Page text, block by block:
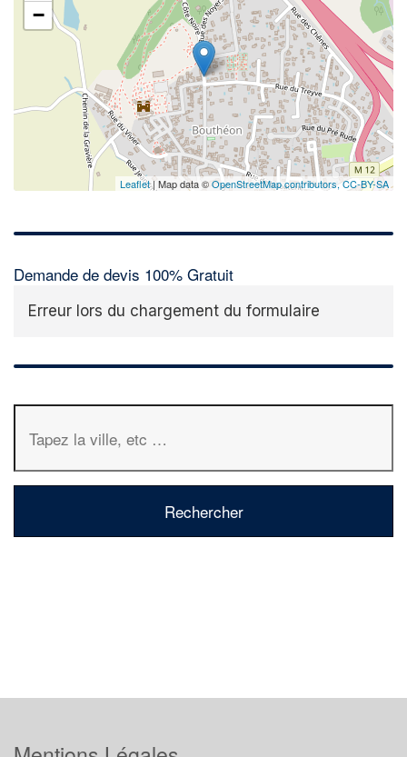
−
Leaflet| Map data ©OpenStreetMap contributors,CC-BY-SA
Demande de devis 100% Gratuit
Erreur lors du chargement du formulaire